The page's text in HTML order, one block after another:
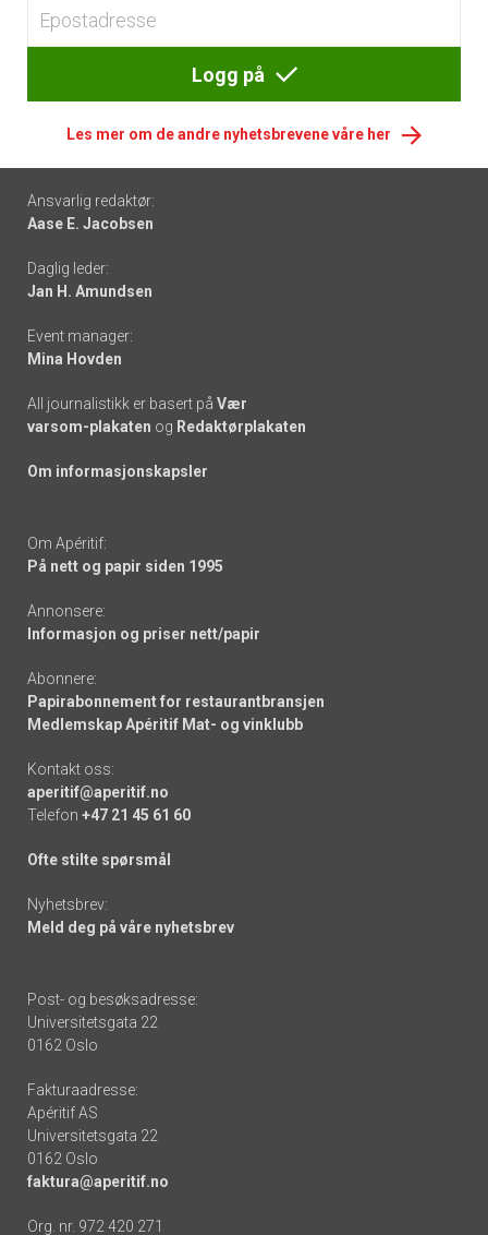
Logg på
Les mer om de andre nyhetsbrevene våre her
Footer
-
links
Ansvarlig redaktør:
Aase E. Jacobsen
Daglig leder:
Jan H. Amundsen
Event manager:
Mina Hovden
All journalistikk er basert på Vær
varsom-plakaten og Redaktørplakaten
Om informasjonskapsler
Om Apéritif:
På nett og papir siden 1995
Annonsere:
Informasjon og priser nett/papir
Abonnere:
Papirabonnement for restaurantbransjen
Medlemskap Apéritif Mat- og vinklubb
Kontakt oss:
aperitif@aperitif.no
Telefon +47 21 45 61 60
Ofte stilte spørsmål
Nyhetsbrev:
Meld deg på våre nyhetsbrev
Post- og besøksadresse:
Universitetsgata 22
0162 Oslo
Fakturaadresse:
Apéritif AS
Universitetsgata 22
0162 Oslo
faktura@aperitif.no
Org. nr. 972 420 271